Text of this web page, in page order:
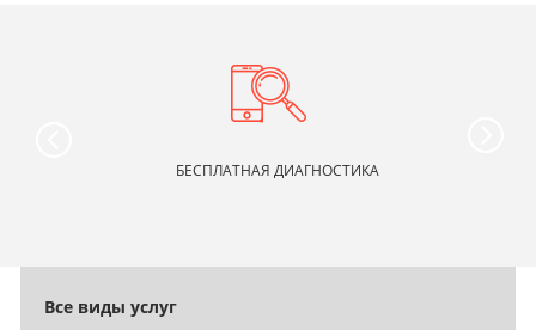
БЕСПЛАТНАЯ ДИАГНОСТИКА
Все виды услуг